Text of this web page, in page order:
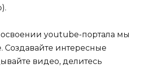
youtube-портала мы
Создавайте интересные
видео, делитесь